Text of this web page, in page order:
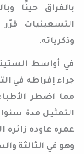
بالفراق حينًا
التسعينيات
وذكرياته.
في أواسط
جراء إفراطه في
مما اضطر
التمثيل مدة
عمره عاوده زائره
وهو في الثالثة